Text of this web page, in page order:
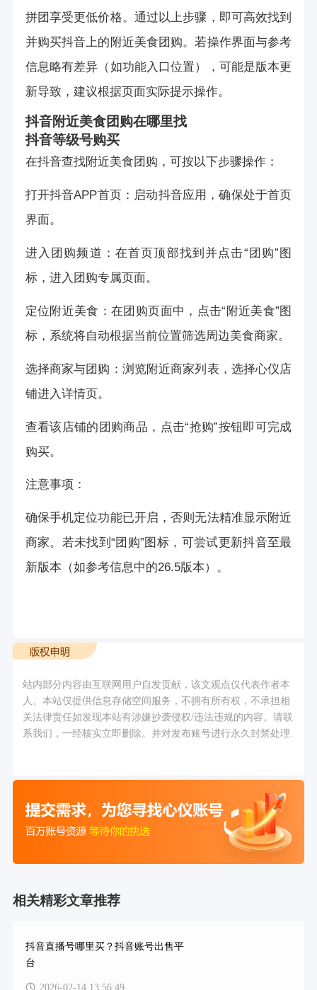
拼团享受更低价格。通过以上步骤，即可高效找到
并购买抖音上的附近美食团购。若操作界面与参考
信息略有差异（如功能入口位置），可能是版本更
新导致，建议根据页面实际提示操作。
抖音附近美食团购在哪里找
抖音等级号购买
在抖音查找附近美食团购，可按以下步骤操作：
打开抖音APP首页：启动抖音应用，确保处于首页
界面。
进入团购频道：在首页顶部找到并点击“团购”图
标，进入团购专属页面。
定位附近美食：在团购页面中，点击“附近美食”图
标，系统将自动根据当前位置筛选周边美食商家。
选择商家与团购：浏览附近商家列表，选择心仪店
铺进入详情页。
查看该店铺的团购商品，点击“抢购”按钮即可完成
购买。
注意事项：
确保手机定位功能已开启，否则无法精准显示附近
商家。若未找到“团购”图标，可尝试更新抖音至最
新版本（如参考信息中的26.5版本）。
站内部分内容由互联网用户自发贡献，该文观点仅代表作者本
人。本站仅提供信息存储空间服务，不拥有所有权，不承担相
关法律责任如发现本站有涉嫌抄袭侵权/违法违规的内容。请联
系我们，一经核实立即删除。并对发布账号进行永久封禁处理.
相关精彩文章推荐
抖音直播号哪里买？抖音账号出售平
台
2026-02-14 13:56:49